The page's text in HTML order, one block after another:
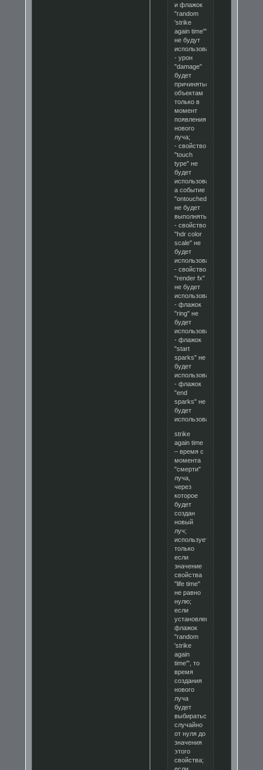
и флажок
"random
'strike
again time'"
не будут
использоваться;
- урон
"damage"
будет
причиняться
объектам
только в
момент
появления
нового
луча;
- свойство
"touch
type" не
будет
использоваться,
а событие
"ontouchedbyentity"
не будет
выполняться;
- свойство
"hdr color
scale" не
будет
использоваться;
- свойство
"render fx"
не будет
использоваться;
- флажок
"ring" не
будет
использоваться;
- флажок
"start
sparks" не
будет
использоваться;
- флажок
"end
sparks" не
будет
использоваться;
strike
again time
– время с
момента
"смерти"
луча,
через
которое
будет
создан
новый
луч;
используется
только
если
значение
свойства
"life time"
не равно
нулю;
если
установлен
флажок
"random
'strike
again
time'", то
время
создания
нового
луча
будет
выбираться
случайно
от нуля до
значения
этого
свойства;